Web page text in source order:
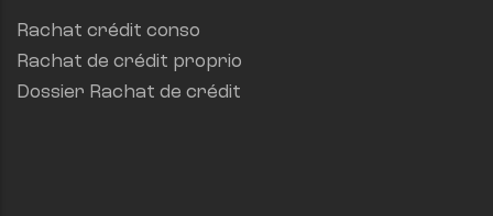
Rachat crédit conso
Rachat de crédit proprio
Dossier Rachat de crédit